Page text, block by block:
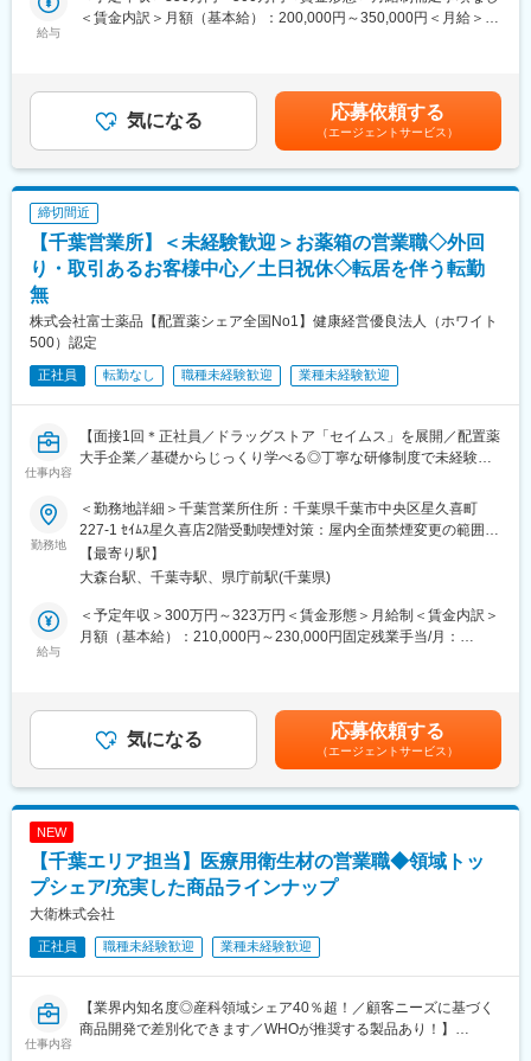
関する様々な業務を受託しています。
から生産までワンストップで受託できる体制を整えています。
変更の範囲：会社の定める業務
・RI製剤の製造業務 (専用装置を使用した無菌注射剤の製造)
■働き方補足：
シフト制となります。
6:30～15:15／8:30～17:15／20:15～5:00
※7時間45分勤務、夜勤は2回程度/月
平均残業時間は月10時間程です
■やりがい：
出荷された薬は、その日の内に患者さんに投与され検査が行われ
に大きな影響を及ぼします。質の高い製品を作ることができれ
ば、より多くの方が救われることになる、大きなやりがいを感じ
られる仕事です。
■当社について：
主な事業分野であるSPECT・PETと呼ばれる核医学検査は、生体
内の微妙な変化を捉えて画像化する「分子イメージング」という
技術であり、医療課題の克服に幅広く力を発揮できる可能性があ
したが、当社は2005年に国内初のPET検査用放射性医薬品の承認
を取得し、現在は全国11か所の製造拠点のもと安定供給体制を整
えております。また、研究開発型製薬企業として新製品開発、製
品群の充実に取り組んでおり、放射性医薬品の製造・供給で培わ
ジングを創薬活動のツールとして活用頂くための受託事業も行っ
ています。
給与
＜賃金内訳＞月額（基本給）：200,000円～350,000円＜月給＞
績のターゲット100％達成の場合支給■昇給：年1回賃金はあくま
でも目安の金額であり、選考を通じて上下する可能性がありま
す。月給(月額)は固定手当を含めた表記です。
気になる 応募依頼する
（エージェントサービス）
締切間近
【千葉営業所】＜未経験歓迎＞お薬箱の営業職◇外回
り・取引あるお客様中心／土日祝休◇転居を伴う転勤
無
株式会社富士薬品【配置薬シェア全国No1】健康経営優良法人（ホワイト
500）認定
正社員 転勤なし 職種未経験歓迎 業種未経験歓迎
仕事内容
【面接1回＊正社員／ドラッグストア「セイムス」を展開／配置薬
大手企業／基礎からじっくり学べる◎丁寧な研修制度で未経験の
■職務内容：
担当エリアのお客様（個人宅や企業）へ訪問し、配置薬（お薬
箱）や健康食品の提案をお任せします。
※既に、取引のあるお客様先を訪問するスタイルです。
＜仕事の流れ＞
配置薬や健康食品、サプリメントの使用頻度に合わせて、1～6ヵ
たり20～30分程度）
・配置薬や健康食品の期限管理
※一部、新たに配置薬を置いていただくお客様への訪問がありま
す。
└配置薬は無料でおけるので、お客様も抵抗なく置いてくれる製
品です。
を身につけます。
・入社2週間～1カ月 ： 先輩社員に同行し、仕事の流れを学びま
勤務地
＜勤務地詳細＞千葉営業所住所：千葉県千葉市中央区星久喜町
227-1 ｾｲﾑｽ星久喜店2階受動喫煙対策：屋内全面禁煙変更の範囲：
会社の定める事業所
【最寄り駅】
大森台駅、千葉寺駅、県庁前駅(千葉県)
給与
＜予定年収＞300万円～323万円＜賃金形態＞月給制＜賃金内訳＞
月額（基本給）：210,000円～230,000円固定残業手当/月：
年収は当社規定に基づき、年齢や経験に応じて決定します。・昇
給：年1回（4月）＜モデル給与＞※入社3年目平均基本給＋各種手
当＋業績連動給→総支給月額344,141円※業績連動給：月の予算達
成や売り上げに対して支払われます。賃金はあくまでも目安の金
額であり、選考を通じて上下する可能性があります。月給(月額)は
気になる 応募依頼する
（エージェントサービス）
NEW
【千葉エリア担当】医療用衛生材の営業職◆領域トッ
プシェア/充実した商品ラインナップ
大衛株式会社
正社員 職種未経験歓迎 業種未経験歓迎
仕事内容
【業界内知名度◎産科領域シェア40％超！／顧客ニーズに基づく
商品開発で差別化できます／WHOが推奨する製品あり！】